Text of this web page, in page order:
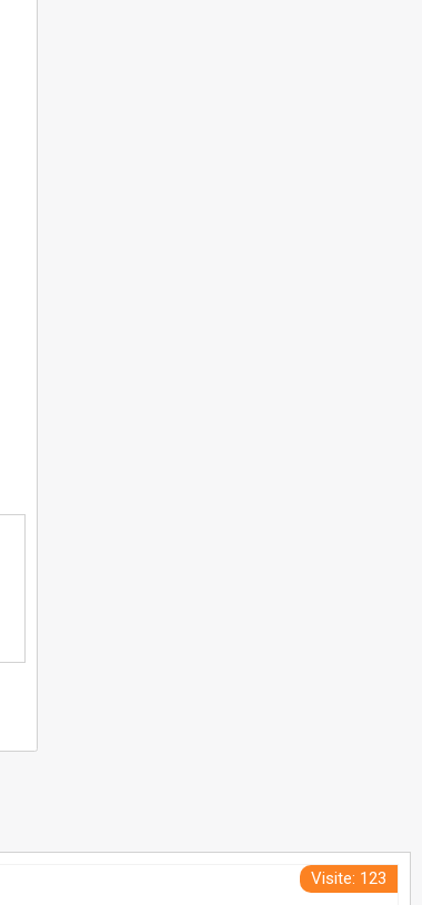
Visite: 123